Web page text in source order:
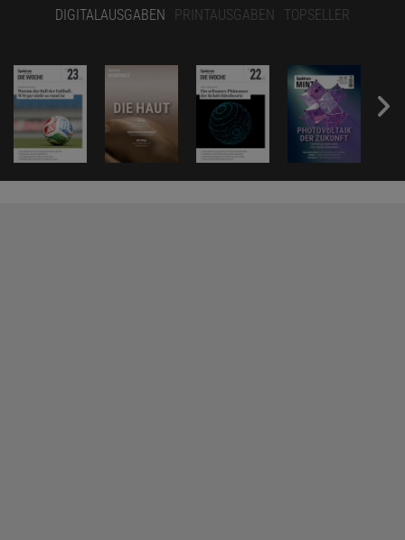
DIGITALAUSGABEN PRINTAUSGABEN TOPSELLER